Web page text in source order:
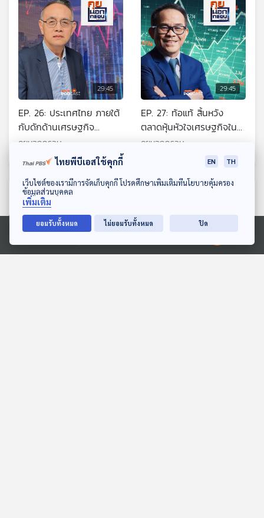
ดาวน์โหลด Thai PBS Podcast Application
Ⓒ 2020 องค์การกระจายเสียงและแพร่ภาพสาธารณะแห่งประเทศไทย
29:45
EP. 26: ประเทศไทย ภายใต้
กับดักด้านเศรษฐกิจ
การเมือง และสังคม
คุยนอกกรอบ
29:45
EP. 27: ท้อแท้ สิ้นหวัง
ตลาดหุ้นหัวใจเศรษฐกิจใน
ทศวรรษที่หายไป
คุยนอกกรอบ
ตอนที่เกี่ยวข้อง
ไทยพีบีเอสใช้คุกกี้ EN TH
เว็บไซต์ของเรามีการจัดเก็บคุกกี้ โปรดศึกษาเพิ่มเติมที่นโยบายคุ้มครอง
ข้อมูลส่วนบุคคล
เพิ่มเติม
ยอมรับทั้งหมด ไม่ยอมรับทั้งหมด ปิด